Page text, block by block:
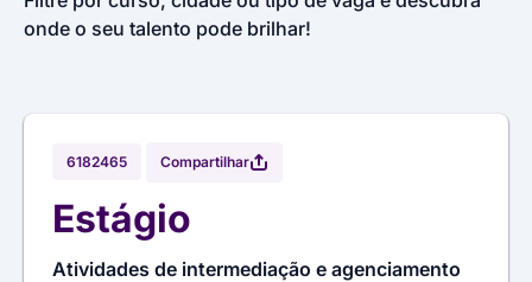
onde o seu talento pode brilhar!
6182465 Compartilhar
Estágio
Atividades de intermediação e agenciamento